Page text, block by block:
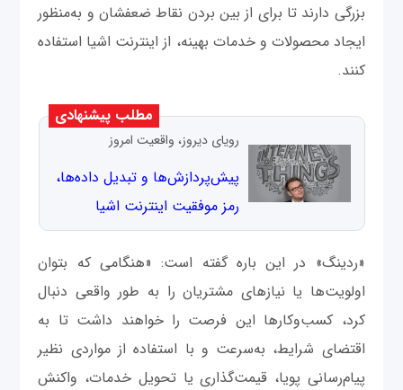
بزرگی دارند تا برای از بین بردن نقاط ضعفشان و به‌منظور
ایجاد محصولات و خدمات بهینه، از اینترنت اشیا استفاده
کنند.
مطلب پیشنهادی
رویای دیروز، واقعیت امروز
پیش‌پردازش‌ها و تبدیل داده‌ها،
رمز موفقیت اینترنت اشیا
«ردینگ» در این باره گفته است: «هنگامی که بتوان
اولویت‌ها یا نیازهای مشتریان را به طور واقعی دنبال
کرد، کسب‌وکارها این فرصت را خواهند داشت تا به
اقتضای شرایط، به‌سرعت و با استفاده از مواردی نظیر
پیام‌رسانی پویا، قیمت‌گذاری یا تحویل خدمات، واکنش